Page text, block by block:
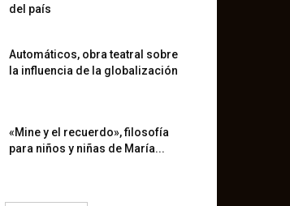
del país
Automáticos, obra teatral sobre
la influencia de la globalización
«Mine y el recuerdo», filosofía
para niños y niñas de María...